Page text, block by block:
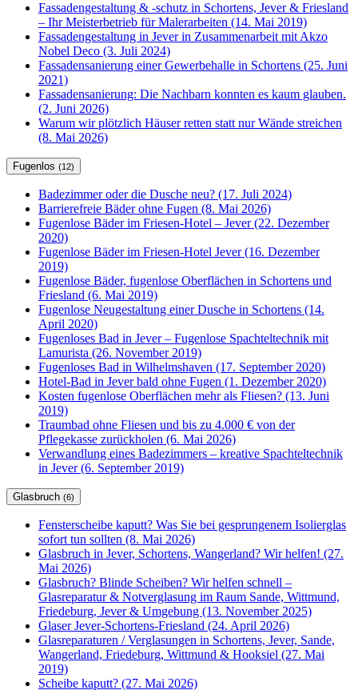
Fassadengestaltung & -schutz in Schortens, Jever & Friesland
– Ihr Meisterbetrieb für Malerarbeiten (14. Mai 2019)
Fassadengestaltung in Jever in Zusammenarbeit mit Akzo
Nobel Deco (3. Juli 2024)
Fassadensanierung einer Gewerbehalle in Schortens (25. Juni
2021)
Fassadensanierung: Die Nachbarn konnten es kaum glauben.
(2. Juni 2026)
Warum wir plötzlich Häuser retten statt nur Wände streichen
(8. Mai 2026)
Fugenlos (12)
Badezimmer oder die Dusche neu? (17. Juli 2024)
Barrierefreie Bäder ohne Fugen (8. Mai 2026)
Fugenlose Bäder im Friesen-Hotel – Jever (22. Dezember
2020)
Fugenlose Bäder im Friesen-Hotel Jever (16. Dezember
2019)
Fugenlose Bäder, fugenlose Oberflächen in Schortens und
Friesland (6. Mai 2019)
Fugenlose Neugestaltung einer Dusche in Schortens (14.
April 2020)
Fugenloses Bad in Jever – Fugenlose Spachteltechnik mit
Lamurista (26. November 2019)
Fugenloses Bad in Wilhelmshaven (17. September 2020)
Hotel-Bad in Jever bald ohne Fugen (1. Dezember 2020)
Kosten fugenlose Oberflächen mehr als Fliesen? (13. Juni
2019)
Traumbad ohne Fliesen und bis zu 4.000 € von der
Pflegekasse zurückholen (6. Mai 2026)
Verwandlung eines Badezimmers – kreative Spachteltechnik
in Jever (6. September 2019)
Glasbruch (6)
Fensterscheibe kaputt? Was Sie bei gesprungenem Isolierglas
sofort tun sollten (8. Mai 2026)
Glasbruch in Jever, Schortens, Wangerland? Wir helfen! (27.
Mai 2026)
Glasbruch? Blinde Scheiben? Wir helfen schnell –
Glasreparatur & Notverglasung im Raum Sande, Wittmund,
Friedeburg, Jever & Umgebung (13. November 2025)
Glaser Jever-Schortens-Friesland (24. April 2026)
Glasreparaturen / Verglasungen in Schortens, Jever, Sande,
Wangerland, Friedeburg, Wittmund & Hooksiel (27. Mai
2019)
Scheibe kaputt? (27. Mai 2026)